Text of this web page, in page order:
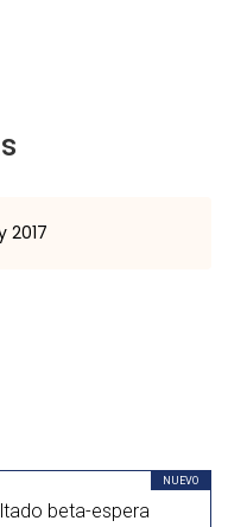
2017
NUEVO
beta-espera